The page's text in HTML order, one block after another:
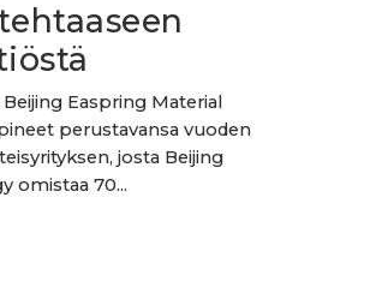
Easpring Material
perustavansa vuoden
josta Beijing
omistaa 70...